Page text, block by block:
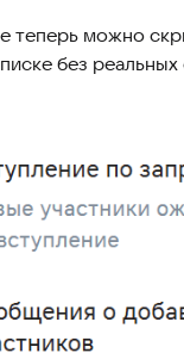
теперь можно
без